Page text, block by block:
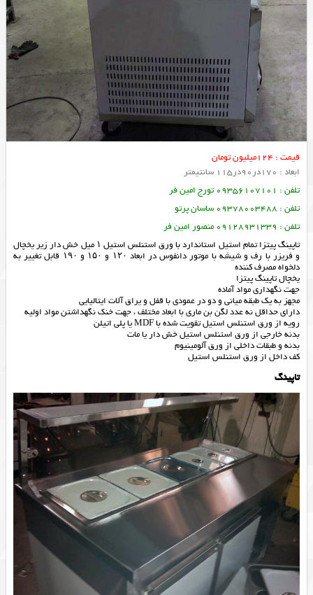
قیمت : 124میلیون تومان
ابعاد : 170در90در115 سانتیمتر
تلفن : 09356107101 تورج امین فر
تلفن : 09378003488 ساسان پرتو
تلفن : 09128931339 منصور امین فر
تاپینگ پیتزا تمام استیل استاندارد با ورق استنلس استیل ۱ میل خش دار زیر یخچال
و فریزر با رف و شیشه با موتور دانفوس در ابعاد ۱۲۰ و ۱۵۰ و ۱۹۰ قابل تغییر به
دلخواه مصرف کننده
یخچال تاپینگ پیتزا
جهت نگهداری مواد آماده
مجهز به یک طبقه میانی و دو در عمودی با قفل و یراق آلات ایتالیایی
دارای حداقل نه عدد لگن بن ماری با ابعاد مختلف ، جهت خنک نگهداشتن مواد اولیه
رویه از ورق استنلس استیل تقویت شده با MDF یا پلی اتیلن
بدنه خارجی از ورق استنلس استیل خش دار یا مات
بدنه و طبقات داخلی از ورق آلومینیوم
کف داخل از ورق استنلس استیل
تاپینگ